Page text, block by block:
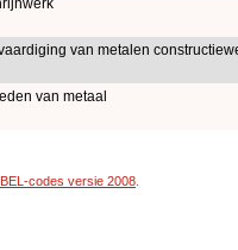
van metalen
van metaal
codes versie 2008